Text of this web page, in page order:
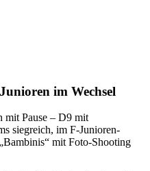
im Wechsel
mit Pause – D9 mit
siegreich, im F-Junioren-
mit Foto-Shooting